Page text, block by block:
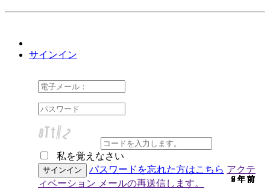
9 年 前
9 年 前
7 年 前
9 年 前
9 年 前
9 年 前
9 年 前
9 年 前
9 年 前
9 年 前
9 年 前
9 年 前
9 年 前
9 年 前
7 年 前
9 年 前
9 年 前
9 年 前
9 年 前
9 年 前
9 年 前
7 年 前
9 年 前
6 年 前
9 年 前
9 年 前
6 年 前
9 年 前
2 年 前
9 年 前
9 年 前
サインイン
私を覚えなさい
パスワードを忘れた方はこちら アクテ
ィベーション メールの再送信します。